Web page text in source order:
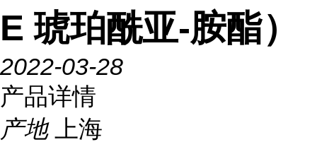
E 琥珀酰亚-胺酯）
2022-03-28
产品详情
产地
上海